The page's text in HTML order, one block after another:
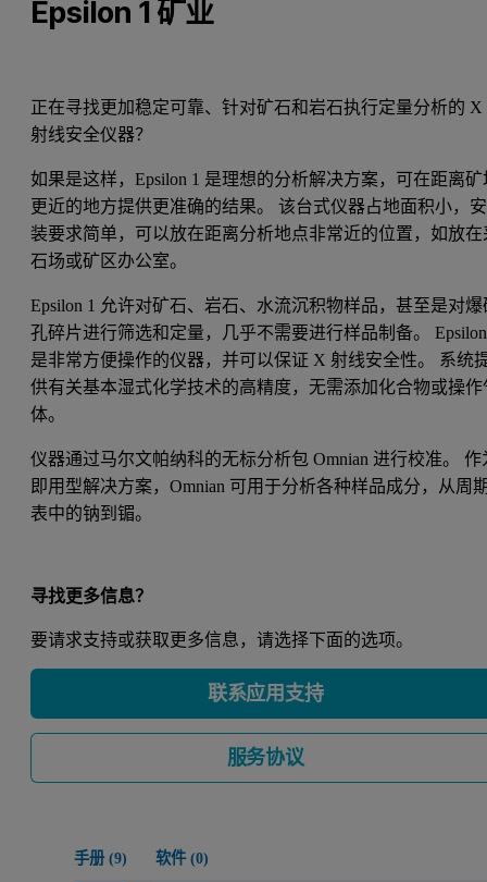
Epsilon 1 矿业
正在寻找更加稳定可靠、针对矿石和岩石执行定量分析的 X
射线安全仪器？
如果是这样，Epsilon 1 是理想的分析解决方案，可在距离矿
更近的地方提供更准确的结果。 该台式仪器占地面积小，安
装要求简单，可以放在距离分析地点非常近的位置，如放在
石场或矿区办公室。
Epsilon 1 允许对矿石、岩石、水流沉积物样品，甚至是对爆
孔碎片进行筛选和定量，几乎不需要进行样品制备。
是非常方便操作的仪器，并可以保证 X 射线安全性。 系统
供有关基本湿式化学技术的高精度，无需添加化合物或操作
体。
仪器通过马尔文帕纳科的无标分析包 Omnian 进行校准。 作
即用型解决方案，Omnian 可用于分析各种样品成分，从周
表中的钠到镅。
寻找更多信息？
要请求支持或获取更多信息，请选择下面的选项。
联系应用支持
服务协议
手册 (9) 软件 (0)